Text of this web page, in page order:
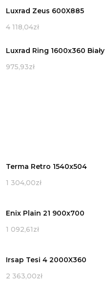
Luxrad Zeus 600X885
4 118,04zł
Luxrad Ring 1600x360 Biały
975,93zł
Terma Retro 1540x504
1 304,00zł
Enix Plain 21 900x700
1 092,61zł
Irsap Tesi 4 2000X360
2 363,00zł